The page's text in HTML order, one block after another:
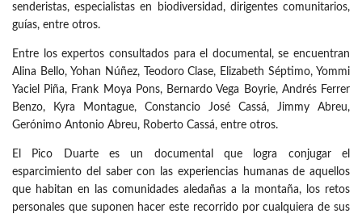
senderistas, especialistas en biodiversidad, dirigentes comunitarios,
guías, entre otros.
Entre los expertos consultados para el documental, se encuentran
Alina Bello, Yohan Núñez, Teodoro Clase, Elizabeth Séptimo, Yommi
Yaciel Piña, Frank Moya Pons, Bernardo Vega Boyrie, Andrés Ferrer
Benzo, Kyra Montague, Constancio José Cassá, Jimmy Abreu,
Gerónimo Antonio Abreu, Roberto Cassá, entre otros.
El Pico Duarte es un documental que logra conjugar el
esparcimiento del saber con las experiencias humanas de aquellos
que habitan en las comunidades aledañas a la montaña, los retos
personales que suponen hacer este recorrido por cualquiera de sus